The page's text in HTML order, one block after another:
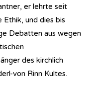
er lehrte seit
Ethik, und dies bis
Debatten aus wegen
des kirchlich
von Rinn Kultes.